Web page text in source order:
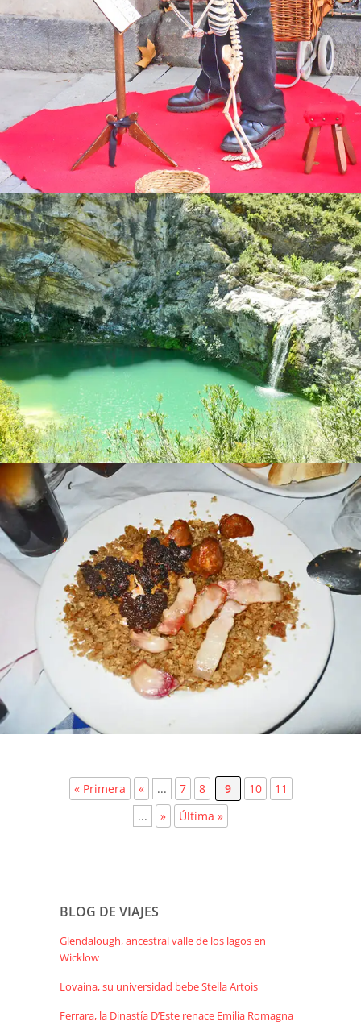
« Primera « ... 7 8 9 10
11
...
» Última »
BLOG DE VIAJES
Glendalough, ancestral valle de los lagos en
Wicklow
Lovaina, su universidad bebe Stella Artois
Ferrara, la Dinastía D’Este renace Emilia Romagna